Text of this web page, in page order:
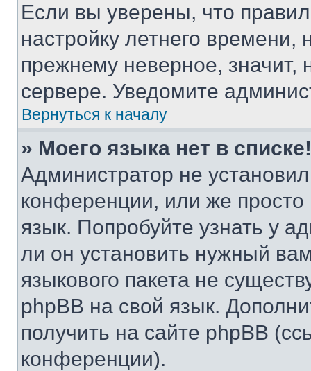
Если вы уверены, что
настройку летнего
прежнему неверное, значит,
сервере. Уведомите
Вернуться к началу
» Моего языка нет в списке!
Администратор не
конференции, или же
язык. Попробуйте узнать у
ли он установить нужный
языкового пакета не
phpBB на свой язык.
получить на сайте phpBB
конференции).